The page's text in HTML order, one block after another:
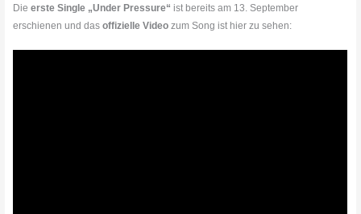
Dieerste Single „Under Pressure“ ist bereits am 13. September
erschienen und dasoffizielle Video zum Song ist hier zu sehen: